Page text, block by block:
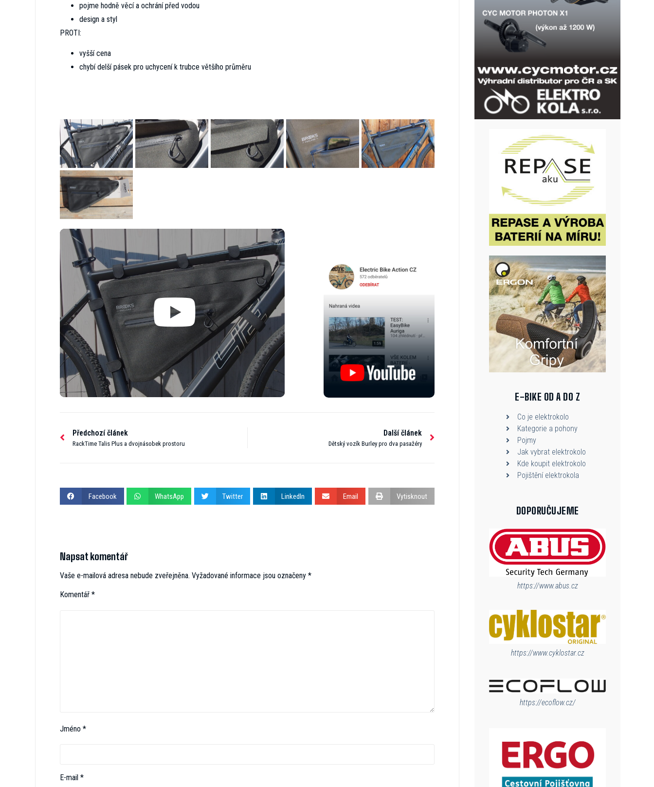
pojme hodně věcí a ochrání před vodou
design a styl
PROTI:
vyšší cena
chybí delší pásek pro uchycení k trubce většího průměru
Předchozí článek
RackTime Talis Plus a dvojnásobek prostoru
Další článek
Dětský vozík Burley pro dva pasažéry
Facebook WhatsApp Twitter LinkedIn Email Vytisknout
Napsat komentář
Vaše e-mailová adresa nebude zveřejněna. Vyžadované informace jsou označeny *
Komentář *
Jméno *
E-mail *
E-BIKE OD A DO Z
Co je elektrokolo
Kategorie a pohony
Pojmy
Jak vybrat elektrokolo
Kde koupit elektrokolo
Pojištění elektrokola
DOPORUČUJEME
https://www.abus.cz
https://www.cyklostar.cz
https://ecoflow.cz/